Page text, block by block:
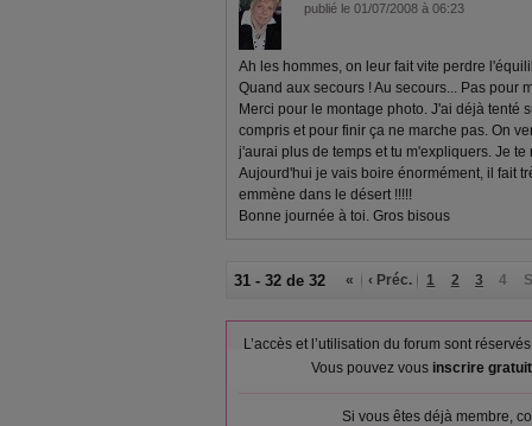
publié le 01/07/2008 à 06:23
Ah les hommes, on leur fait vite perdre
Quand aux secours ! Au secours... Pas pour
Merci pour le montage photo. J'ai déjà tenté
compris et pour finir ça ne marche pas. On
j'aurai plus de temps et tu m'expliquers. Je te
Aujourd'hui je vais boire énormément, il fait
emmène dans le désert !!!!!
Bonne journée à toi. Gros bisous
31 - 32 de 32 « ‹ Préc. 1 2 3 4
L’accès et l’utilisation du forum sont
Vous pouvez vous inscrire
Si vous êtes déjà membre,